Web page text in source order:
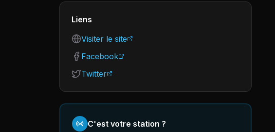
Liens
Visiter le site
Facebook
Twitter
C'est votre station ?